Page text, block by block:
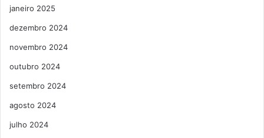
janeiro 2025
dezembro 2024
novembro 2024
outubro 2024
setembro 2024
agosto 2024
julho 2024